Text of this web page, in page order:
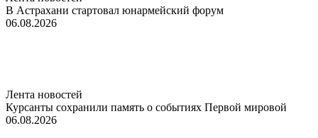
В Астрахани стартовал юнармейский форум
06.08.2026
Лента новостей
Курсанты сохранили память о событиях Первой мировой
06.08.2026